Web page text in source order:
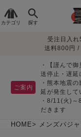
カテゴリ 探す
生地で
さがす
敏感肌用
パジャマ
夏パジャマ特集
受注日入れ
送料800円 /
ご案内
・【謹んで
送停止・遅
・熊本地震
延が発生して
・8/11(火)～
だきます
HOME メンズパジ